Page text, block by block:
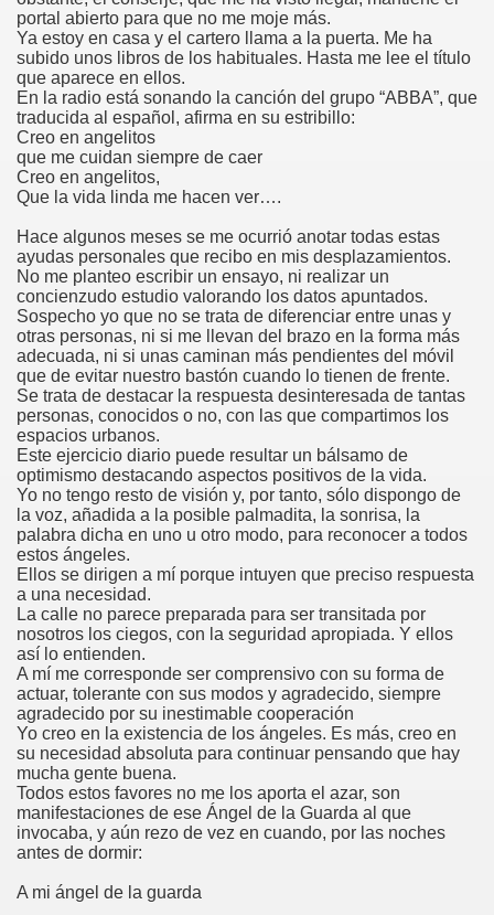
portal abierto para que no me moje más.
Ya estoy en casa y el cartero llama a la puerta. Me ha
subido unos libros de los habituales. Hasta me lee el título
que aparece en ellos.
En la radio está sonando la canción del grupo “ABBA”, que
traducida al español, afirma en su estribillo:
Creo en angelitos
que me cuidan siempre de caer
Creo en angelitos,
Que la vida linda me hacen ver….
Hace algunos meses se me ocurrió anotar todas estas
ayudas personales que recibo en mis desplazamientos.
No me planteo escribir un ensayo, ni realizar un
concienzudo estudio valorando los datos apuntados.
Sospecho yo que no se trata de diferenciar entre unas y
otras personas, ni si me llevan del brazo en la forma más
adecuada, ni si unas caminan más pendientes del móvil
que de evitar nuestro bastón cuando lo tienen de frente.
Se trata de destacar la respuesta desinteresada de tantas
personas, conocidos o no, con las que compartimos los
espacios urbanos.
Este ejercicio diario puede resultar un bálsamo de
optimismo destacando aspectos positivos de la vida.
Yo no tengo resto de visión y, por tanto, sólo dispongo de
la voz, añadida a la posible palmadita, la sonrisa, la
palabra dicha en uno u otro modo, para reconocer a todos
estos ángeles.
Ellos se dirigen a mí porque intuyen que preciso respuesta
a una necesidad.
La calle no parece preparada para ser transitada por
nosotros los ciegos, con la seguridad apropiada. Y ellos
así lo entienden.
A mí me corresponde ser comprensivo con su forma de
actuar, tolerante con sus modos y agradecido, siempre
agradecido por su inestimable cooperación
Yo creo en la existencia de los ángeles. Es más, creo en
su necesidad absoluta para continuar pensando que hay
mucha gente buena.
Todos estos favores no me los aporta el azar, son
manifestaciones de ese Ángel de la Guarda al que
invocaba, y aún rezo de vez en cuando, por las noches
antes de dormir:
A mi ángel de la guarda
(Roberto Enjuto)
Fundamento Y Sentimientos (Samuel Rodríguez
la Luz (Alberto Gil)
(Francesc Miñana)
Suárez Santana)
no latino (Pedro Zurita)
Zurita, Ex Secretario Unión Mundial de Ciegos (Pedro
Ex Secretari Unió Mundial de Cecs, català (Pedro
del Monumento a Luis Braille, 1980 (editora
Conferencia (David López)
de Obstáculos (Juurmaa, J.)
de Escritura Táctil para Lectores con Ceguera o
de Hombres Ilustres de París (César Puente)
150è Aniversari mort de Louis Braille (CPB de l'ONCE a
Maestro (F. Javier Bernal García)